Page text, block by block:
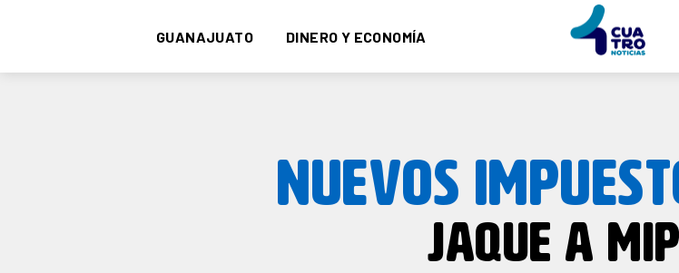
GUANAJUATO DINERO Y ECONOMÍA
NUEVOS
JAQUE A